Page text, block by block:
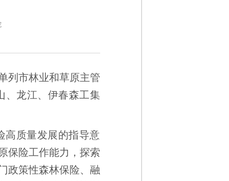
列市林业和草原主管
、龙江、伊春森工集
高质量发展的指导意
保险工作能力，探索
政策性森林保险、融